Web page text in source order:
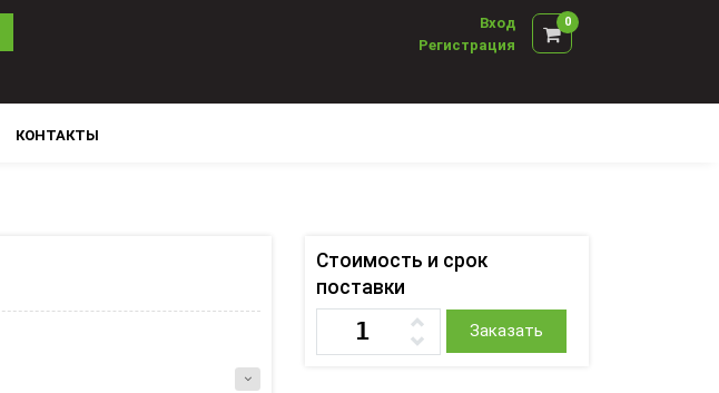
Вход
Регистрация
0
КОНТАКТЫ
Стоимость и срок
поставки
Заказать